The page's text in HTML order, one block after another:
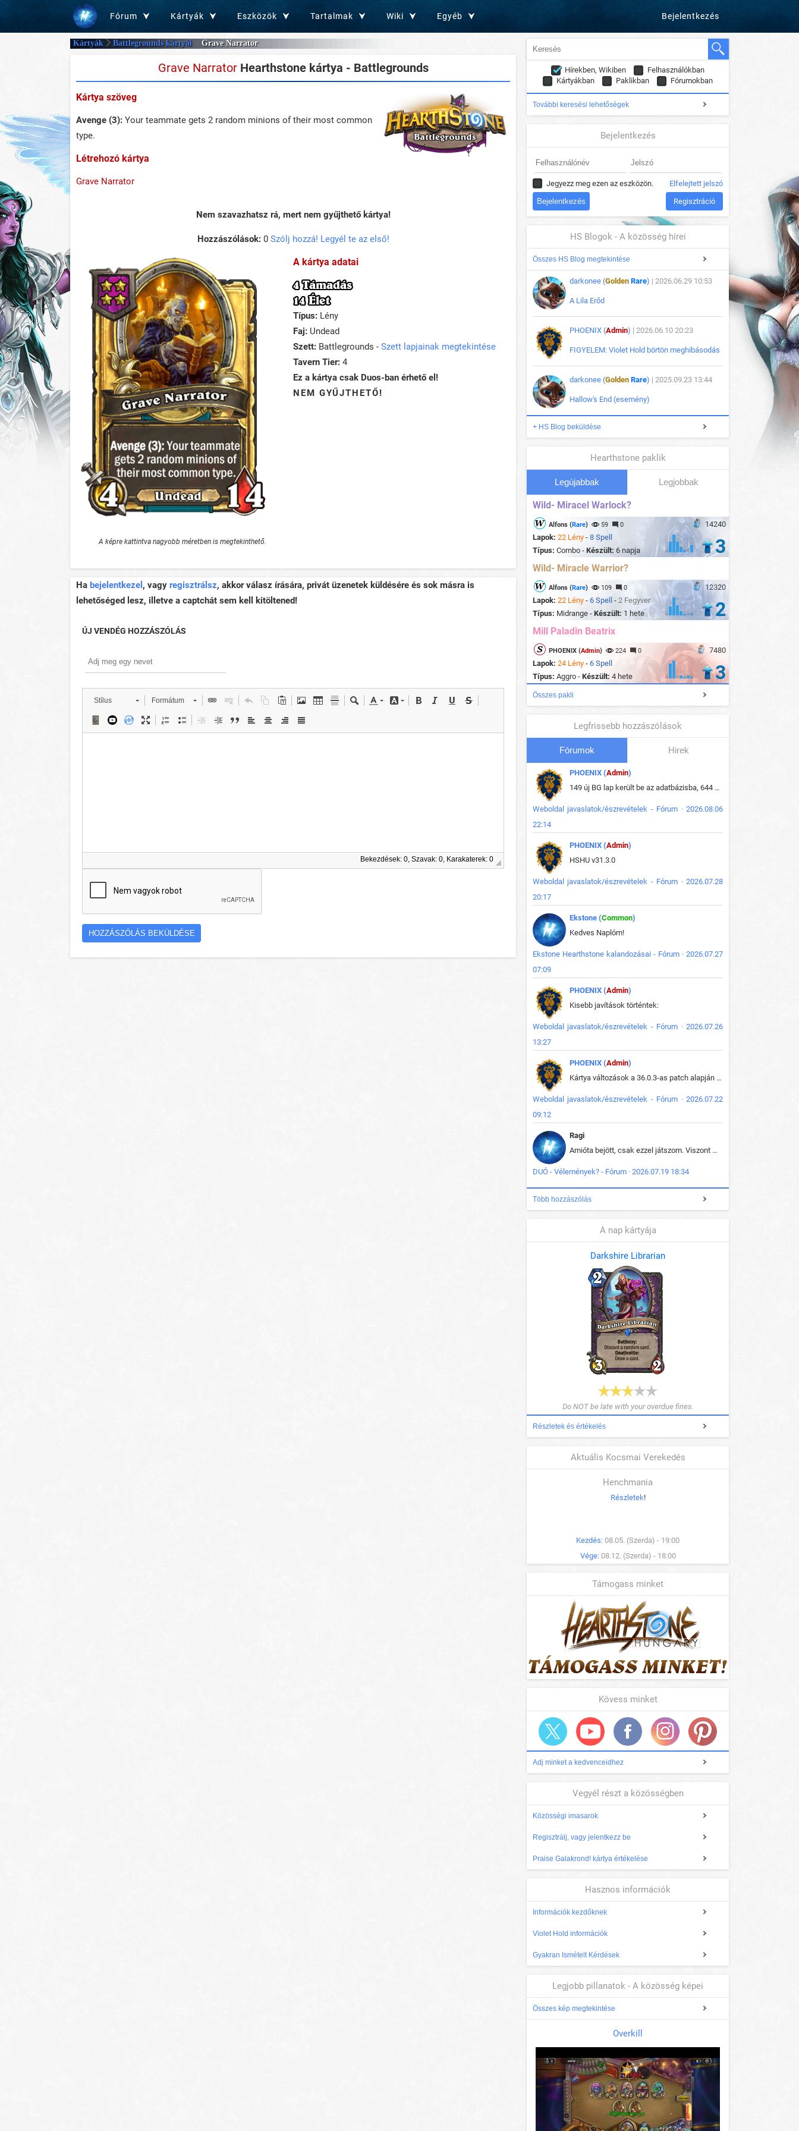
Fórum Kártyák Eszközök Tartalmak Wiki Egyéb Bejelentkezés
Kártyák Battlegrounds kártyái Grave Narrator
Grave NarratorHearthstone kártya - Battlegrounds
Kártya szöveg
Avenge (3): Your teammate gets 2 random minions of their most common
type.
Létrehozó kártya
Grave Narrator
Nem szavazhatsz rá, mert nem gyűjthető kártya!
Hozzászólások:0 Szólj hozzá! Legyél te az első!
A képre kattintva nagyobb méretben is megtekinthető.
A kártya adatai
4 Támadás
14 Élet
Típus: Lény
Faj: Undead
Szett: Battlegrounds - Szett lapjainak megtekintése
Tavern Tier: 4
Ez a kártya csak Duos-ban érhető el!
NEM GYŰJTHETŐ!
Ha bejelentkezel , vagy regisztrálsz, akkor válasz írására, privát üzenetek küldésére és sok másra is
lehetőséged lesz, illetve a captchát sem kell kitöltened!
ÚJ VENDÉG HOZZÁSZÓLÁS
Stílus Formátum
Bekezdések: 0, Szavak: 0, Karakaterek: 0
Hírekben, Wikiben
Felhasználókban
Kártyákban
Paklikban Fórumokban
További keresési lehetőségek
Bejelentkezés
Jegyezz meg ezen az eszközön. Elfelejtett jelszó
Regisztráció
HS Blogok - A közösség hírei
Összes HS Blog megtekintése
darkonee (Golden Rare) | 2026.06.29 10:53
A Lila Erőd
PHOENIX (Admin) | 2026.06.10 20:23
FIGYELEM: Violet Hold börtön meghibásodás
darkonee (Golden Rare) | 2025.09.23 13:44
Hallow's End (esemény)
+ HS Blog beküldése
Hearthstone paklik
Legújabbak Legjobbak
Wild- Miracel Warlock?
14240
Alfons (Rare) 59 0
Lapok: 22 Lény - 8 Spell
Típus: Combo - Készült: 6 napja 3
Wild- Miracle Warrior?
12320
Alfons (Rare) 109 0
Lapok: 22 Lény - 6 Spell - 2 Fegyver
Típus: Midrange - Készült: 1 hete 2
Mill Paladin Beatrix
7480
PHOENIX (Admin) 224 0
Lapok: 24 Lény - 6 Spell
Típus: Aggro - Készült: 4 hete 3
Összes pakli
Legfrissebb hozzászólások
Fórumok Hirek
PHOENIX (Admin)
149 új BG lap került be az adatbázisba, 644 db meglévő BG lap módosult, bekerültek az új képek a megváltozott lapokhoz is.
Weboldal javaslatok/észrevételek - Fórum · 2026.08.06
22:14
PHOENIX (Admin)
HSHU v31.3.0
Weboldal javaslatok/észrevételek - Fórum · 2026.07.28
20:17
Ekstone (Common)
Kedves Naplóm!
Ekstone Hearthstone kalandozásai - Fórum · 2026.07.27
07:09
PHOENIX (Admin)
Kisebb javítások történtek:
Weboldal javaslatok/észrevételek - Fórum · 2026.07.26
13:27
PHOENIX (Admin)
Kártya változások a 36.0.3-as patch alapján frissítve az adatbázisban (képek is cserélve).
Weboldal javaslatok/észrevételek - Fórum · 2026.07.22
09:12
Ragi
Amióta bejött, csak ezzel játszom. Viszont mint minden más - akár az alapjáték is, ez is baromira összetett lett. Néha már pár kör után is esélytelen az egész. Vagy irreállisan túltápol valaki, vagy lelép a partner, vagy csak hülye mint a segg. És amikor eljönne az én időm, na akkor jön el mindenki másé is. Engem jobban érdekelne, hogy ki milyen ratingen szokott játszani. Na ez lenne egy érdekes adat.
DUÓ - Vélemények? - Fórum · 2026.07.19 18:34
Több hozzászólás
A nap kártyája
Darkshire Librarian
Do NOT be late with your overdue fines.
Részletek és értékelés
Aktuális Kocsmai Verekedés
Henchmania
Részletek!
Kezdés: 08.05. (Szerda) - 19:00
Vége: 08.12. (Szerda) - 18:00
Támogass minket
Kövess minket
Adj minket a kedvenceidhez
Vegyél részt a közösségben
Közösségi imasarok
Regisztrálj, vagy jelentkezz be
Praise Galakrond! kártya értékelése
Hasznos információk
Információk kezdőknek
Violet Hold információk
Gyakran Ismételt Kérdések
Legjobb pillanatok - A közösség képei
Összes kép megtekintése
Overkill